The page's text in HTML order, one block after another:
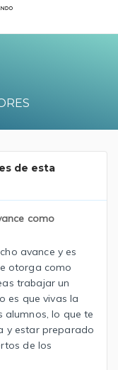
de esta
como
avance y es
otorga como
trabajar un
es que vivas la
alumnos, lo que te
y estar preparado
de los